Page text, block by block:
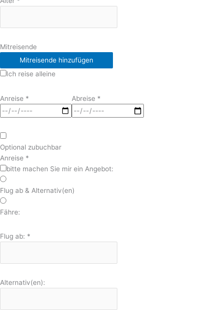
Mitreisende
Mitreisende hinzufügen
Ich reise alleine
Anreise * Abreise *
Optional zubuchbar
Anreise *
bitte machen Sie mir ein Angebot:
Flug ab & Alternativ(en)
Fähre:
Flug ab: *
Alternativ(en):